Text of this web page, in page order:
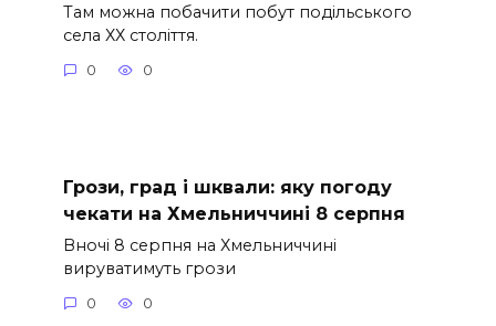
Там можна побачити побут подільського
села ХХ століття.
0 0
Грози, град і шквали: яку погоду
чекати на Хмельниччині 8 серпня
Вночі 8 серпня на Хмельниччині
вируватимуть грози
0 0